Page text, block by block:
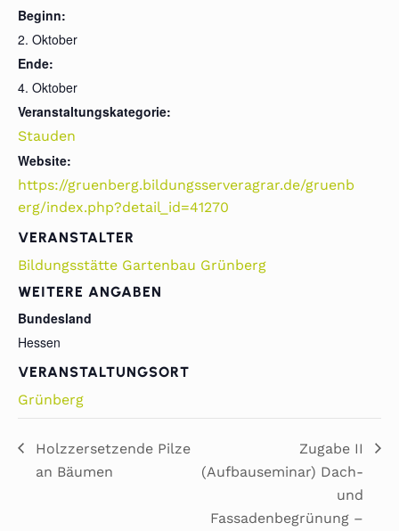
Beginn:
2. Oktober
Ende:
4. Oktober
Veranstaltungskategorie:
Stauden
Website:
https://gruenberg.bildungsserveragrar.de/gruenb
erg/index.php?detail_id=41270
VERANSTALTUNGSORT
Grünberg
VERANSTALTER
Bildungsstätte Gartenbau Grünberg
WEITERE ANGABEN
Bundesland
Hessen
Holzzersetzende Pilze
an Bäumen
Zugabe II
(Aufbauseminar) Dach-
und
Fassadenbegrünung –